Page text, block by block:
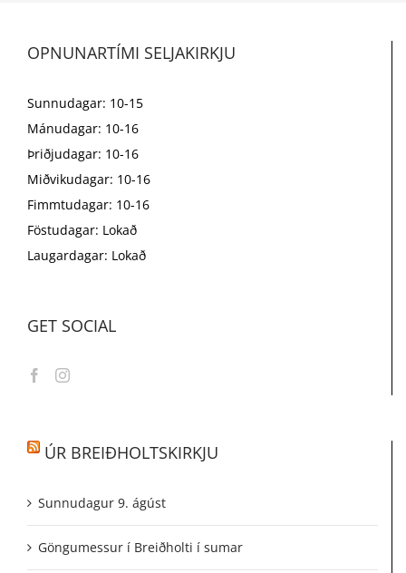
OPNUNARTÍMI SELJAKIRKJU
Sunnudagar: 10-15
Mánudagar: 10-16
Þriðjudagar: 10-16
Miðvikudagar: 10-16
Fimmtudagar: 10-16
Föstudagar: Lokað
Laugardagar: Lokað
GET SOCIAL
ÚR BREIÐHOLTSKIRKJU
Sunnudagur 9. ágúst
Göngumessur í Breiðholti í sumar